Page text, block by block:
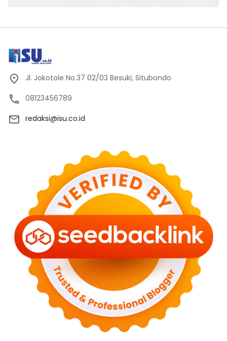
Jl. Jokotole No.37 02/03 Besuki, Situbondo
08123456789
redaksi@isu.co.id